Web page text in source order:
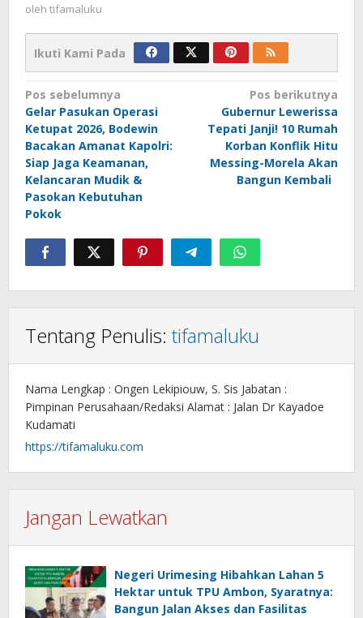
oleh tifamaluku
Ikuti Kami Pada
Navigasi
pos
Pos sebelumnya
Gelar Pasukan Operasi
Ketupat 2026, Bodewin
Bacakan Amanat Kapolri:
Siap Jaga Keamanan,
Kelancaran Mudik &
Pasokan Kebutuhan
Pokok
Pos berikutnya
Gubernur Lewerissa
Tepati Janji! 10 Rumah
Korban Konflik Hitu
Messing-Morela Akan
Bangun Kembali
Tentang Penulis: tifamaluku
Nama Lengkap : Ongen Lekipiouw, S. Sis Jabatan :
Pimpinan Perusahaan/Redaksi Alamat : Jalan Dr Kayadoe
Kudamati
https://tifamaluku.com
Jangan Lewatkan
Negeri Urimesing Hibahkan Lahan 5
Hektar untuk TPU Ambon, Syaratnya:
Bangun Jalan Akses dan Fasilitas